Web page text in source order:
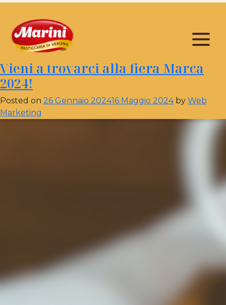
Mese:Gennaio 2024
Vieni a trovarci alla fiera Marca
2024!
Posted on 26 Gennaio 202416 Maggio 2024by Web
Marketing